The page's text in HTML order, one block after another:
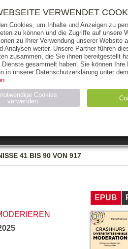
AUS
41 BIS 90 VON 917
EPUB
CDS MP3 NON-BOOKS
AUTOREN
RIGHTS PRESSE HANDEL FÜR
VERWENDET
Cookies, um Inhalte und Anzeigen zu
zu können und die Zugriffe auf unsere
zu Ihrer Verwendung unserer Website
Analysen weiter. Unsere Partner führen
zusammen, die Sie ihnen bereitgestellt
Dienste gesammelt haben. Sie können
in unserer Datenschutzerklärung unter
Cookies
verwenden
Zweck
Wird für die Speicherung der